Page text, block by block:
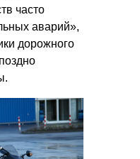
часто
аварий»,
дорожного